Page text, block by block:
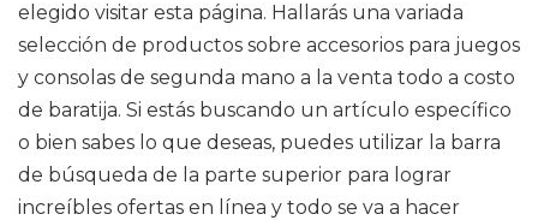
elegido visitar esta página. Hallarás una variada
selección de productos sobre accesorios para juegos
y consolas de segunda mano a la venta todo a costo
de baratija. Si estás buscando un artículo específico
o bien sabes lo que deseas, puedes utilizar la barra
de búsqueda de la parte superior para lograr
increíbles ofertas en línea y todo se va a hacer